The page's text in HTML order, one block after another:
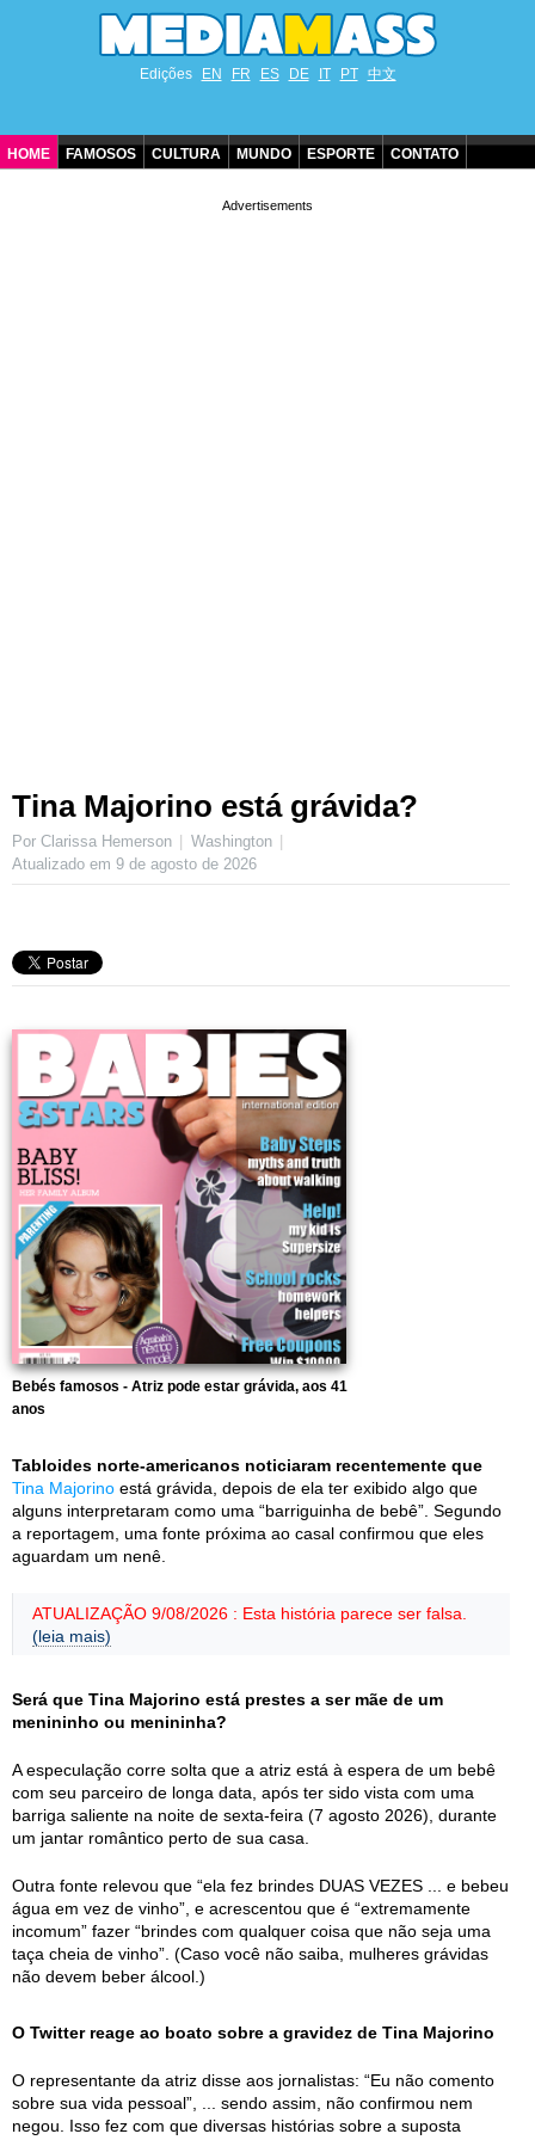
Edições EN FR ES DE IT PT 中文
HOME FAMOSOS CULTURA MUNDO ESPORTE CONTATO
Tina Majorino está grávida?
Por Clarissa Hemerson
Washington
Atualizado em 9 de agosto de 2026
Bebés famosos - Atriz pode estar grávida, aos 41
anos
Tabloides norte-americanos noticiaram recentemente que
Tina Majorino está grávida, depois de ela ter exibido algo que
alguns interpretaram como uma “barriguinha de bebê”. Segundo
a reportagem, uma fonte próxima ao casal confirmou que eles
aguardam um nenê.
ATUALIZAÇÃO 9/08/2026 : Esta história parece ser falsa.
(leia mais)
Será que Tina Majorino está prestes a ser mãe de um
menininho ou menininha?
A especulação corre solta que a atriz está à espera de um bebê
com seu parceiro de longa data, após ter sido vista com uma
barriga saliente na noite de sexta-feira (7 agosto 2026), durante
um jantar romântico perto de sua casa.
Outra fonte relevou que “ela fez brindes DUAS VEZES ... e bebeu
água em vez de vinho”, e acrescentou que é “extremamente
incomum” fazer “brindes com qualquer coisa que não seja uma
taça cheia de vinho”. (Caso você não saiba, mulheres grávidas
não devem beber álcool.)
O Twitter reage ao boato sobre a gravidez de Tina Majorino
O representante da atriz disse aos jornalistas: “Eu não comento
sobre sua vida pessoal”, ... sendo assim, não confirmou nem
negou. Isso fez com que diversas histórias sobre a suposta